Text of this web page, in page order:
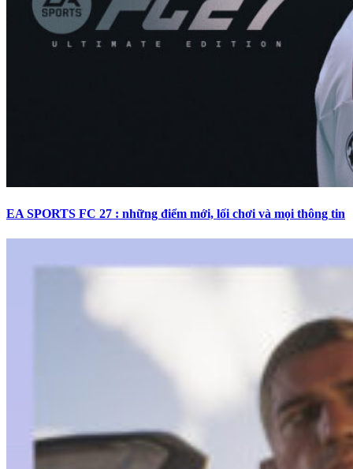
EA SPORTS FC 27 : những điểm mới, lối chơi và mọi thông tin